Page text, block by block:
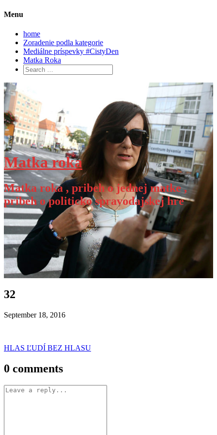
Menu
home
Zoradenie podla kategorie
Mediálne príspevky #CistyDen
Matka Roka
Search
for:
Skip
to
content
Matka roka
Matka roka , pribeh o jednej matke ,
pribeh o politicko spravodajskej hre
32
September 18, 2016
Post
navigation
HLAS ĽUDÍ BEZ HLASU
0 comments